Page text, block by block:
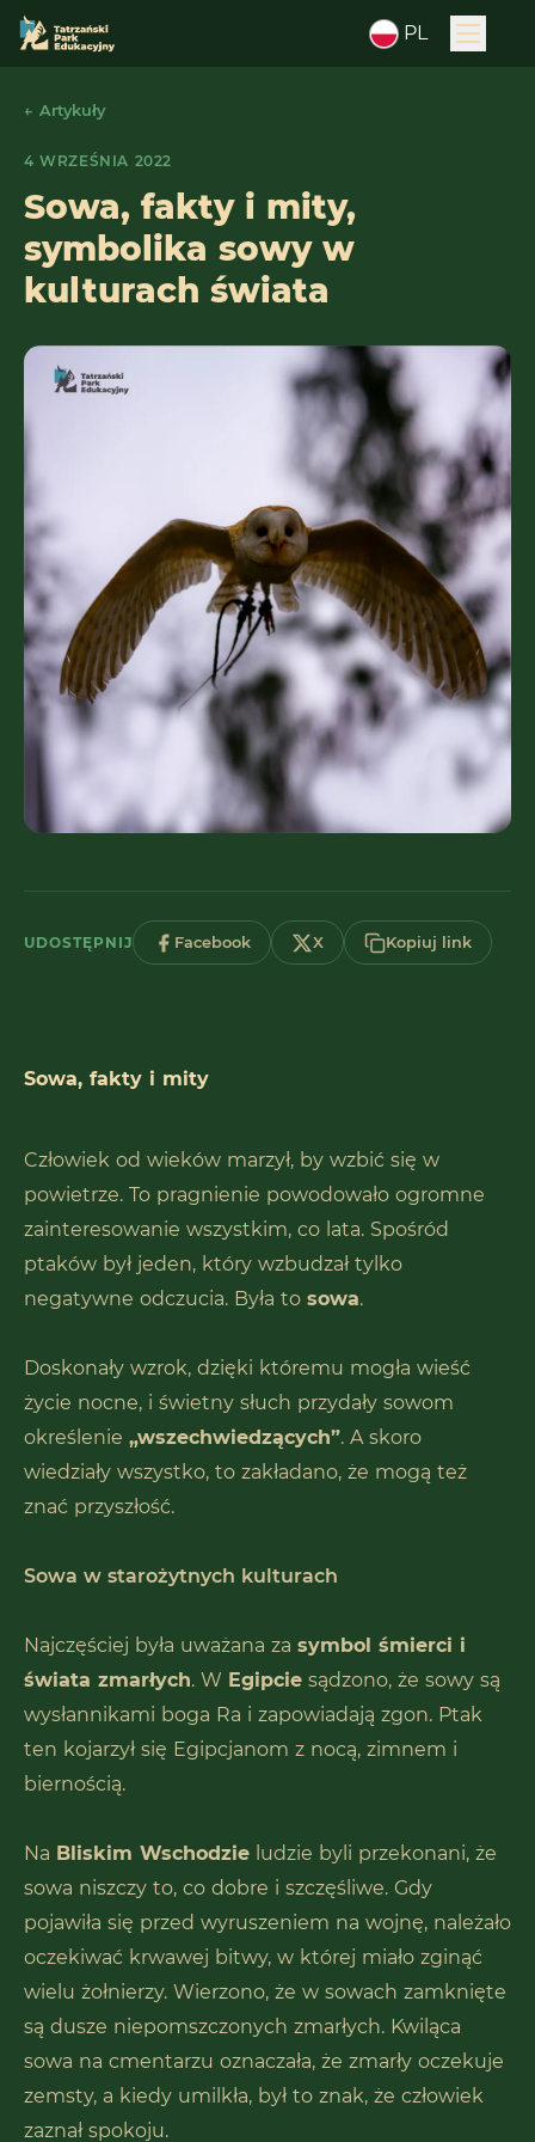
PL
← Artykuły
4 WRZEŚNIA 2022
Sowa, fakty i mity,
symbolika sowy w
kulturach świata
UDOSTĘPNIJ Facebook X Kopiuj link
Sowa, fakty i mity
Człowiek od wieków marzył, by wzbić się w
powietrze. To pragnienie powodowało ogromne
zainteresowanie wszystkim, co lata. Spośród
ptaków był jeden, który wzbudzał tylko
negatywne odczucia. Była to sowa.
Doskonały wzrok, dzięki któremu mogła wieść
życie nocne, i świetny słuch przydały sowom
określenie „wszechwiedzących”. A skoro
wiedziały wszystko, to zakładano, że mogą też
znać przyszłość.
Sowa w starożytnych kulturach
Najczęściej była uważana za symbol śmierci i
świata zmarłych. W Egipcie sądzono, że sowy są
wysłannikami boga Ra i zapowiadają zgon. Ptak
ten kojarzył się Egipcjanom z nocą, zimnem i
biernością.
Na Bliskim Wschodzie ludzie byli przekonani, że
sowa niszczy to, co dobre i szczęśliwe. Gdy
pojawiła się przed wyruszeniem na wojnę, należało
oczekiwać krwawej bitwy, w której miało zginąć
wielu żołnierzy. Wierzono, że w sowach zamknięte
są dusze niepomszczonych zmarłych. Kwiląca
sowa na cmentarzu oznaczała, że zmarły oczekuje
zemsty, a kiedy umilkła, był to znak, że człowiek
zaznał spokoju.